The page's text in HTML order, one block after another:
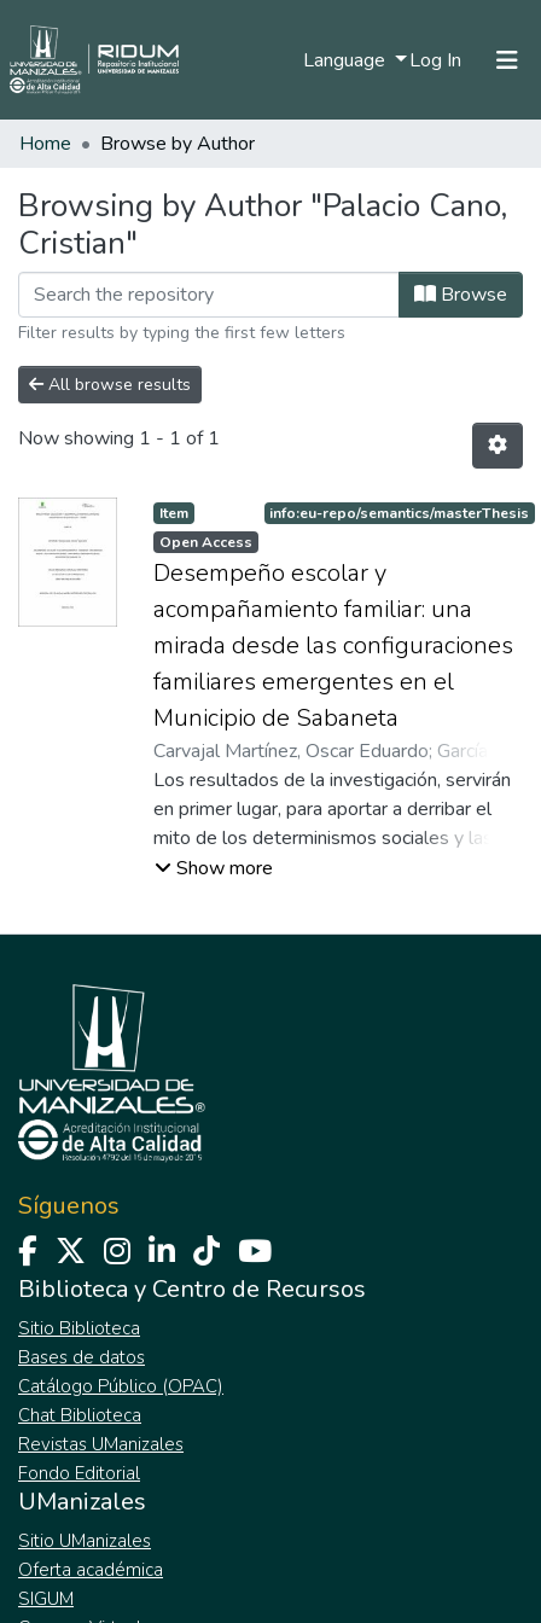
Language Log In (current)
Communities & Collections
Home Browse by Author
Browsing by Author "Palacio Cano,
Cristian"
Browse
Filter results by typing the first few letters
All browse results
Now showing 1 - 1 of 1
Item
Open Access
info:eu-repo/semantics/masterThesis
Desempeño escolar y
acompañamiento familiar: una
mirada desde las configuraciones
familiares emergentes en el
Municipio de Sabaneta
Carvajal Martínez, Oscar Eduardo; García
Montoya, Julio Cesar ;Palacio Cano, Cristian
Rodríguez Castrillón, Claudia María;Asesor
Los resultados de la investigación, servirán
en primer lugar, para aportar a derribar el
mito de los determinismos sociales y las
brechas que se crean por los mismos. En
tercer lugar, podrá servir como referente
para la elaboración de nuevos trabajos de
investigación que permitan ampliar la
que estas no son estáticas, sino dinámicas
de acuerdo con la realidad.
Show more
Síguenos
Biblioteca y Centro de Recursos
Sitio Biblioteca
Bases de datos
Catálogo Público (OPAC)
Chat Biblioteca
Revistas UManizales
Fondo Editorial
UManizales
Sitio UManizales
Oferta académica
SIGUM